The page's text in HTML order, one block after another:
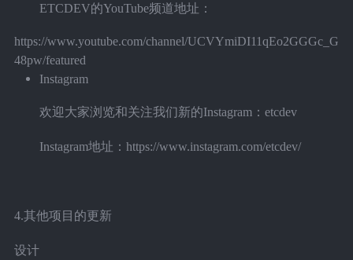
ETCDEV的YouTube频道地址：
https://www.youtube.com/channel/UCVYmiDI11qEo2GGGc_G
48pw/featured
Instagram
欢迎大家浏览和关注我们新的Instagram：etcdev
Instagram地址：https://www.instagram.com/etcdev/
4.其他项目的更新
设计